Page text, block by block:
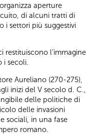
aperture
di alcuni tratti di
i settori più suggestivi
restituiscono l’immagine
i secoli.
Aureliano (270-275),
inizi del V secolo d. C.,
delle politiche di
delle invasioni
sociali, in una fase
romano.